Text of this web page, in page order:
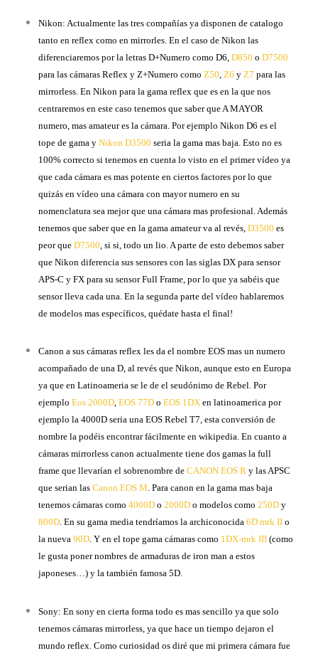
Nikon: Actualmente las tres compañías ya disponen de catalogo
tanto en reflex como en mirrorles. En el caso de Nikon las
diferenciaremos por la letras D+Numero como D6,D850 oD7500
para las cámaras Reflex y Z+Numero comoZ50,Z6 yZ7 para las
mirrorless. En Nikon para la gama reflex que es en la que nos
centraremos en este caso tenemos que saber que A MAYOR
numero, mas amateur es la cámara. Por ejemplo Nikon D6 es el
tope de gama yNikon D3500 seria la gama mas baja. Esto no es
100% correcto si tenemos en cuenta lo visto en el primer vídeo ya
que cada cámara es mas potente en ciertos factores por lo que
quizás en vídeo una cámara con mayor numero en su
nomenclatura sea mejor que una cámara mas profesional. Además
tenemos que saber que en la gama amateur va al revés,D3500 es
peor queD7500, si si, todo un lio. A parte de esto debemos saber
que Nikon diferencia sus sensores con las siglas DX para sensor
APS-C y FX para su sensor Full Frame, por lo que ya sabéis que
sensor lleva cada una. En la segunda parte del vídeo hablaremos
de modelos mas específicos, quédate hasta el final!
Canon a sus cámaras reflex les da el nombre EOS mas un numero
acompañado de una D, al revés que Nikon, aunque esto en Europa
ya que en Latinoameria se le de el seudónimo de Rebel. Por
ejemploEos 2000D,EOS 77D oEOS 1DX en latinoamerica por
ejemplo la 4000D seria una EOS Rebel T7, esta conversión de
nombre la podéis encontrar fácilmente en wikipedia. En cuanto a
cámaras mirrorless canon actualmente tiene dos gamas la full
frame que llevarían el sobrenombre deCANON EOS R y las APSC
que serian lasCanon EOS M. Para canon en la gama mas baja
tenemos cámaras como4000D o2000D o modelos como250D y
800D. En su gama media tendríamos la archiconocida6D mrk II o
la nueva90D. Y en el tope gama cámaras como 1DX-mrk III (como
le gusta poner nombres de armaduras de iron man a estos
japoneses…) y la también famosa 5D.
Sony: En sony en cierta forma todo es mas sencillo ya que solo
tenemos cámaras mirrorless, ya que hace un tiempo dejaron el
mundo reflex. Como curiosidad os diré que mi primera cámara fue